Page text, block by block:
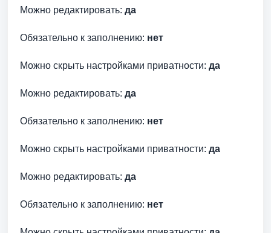
Можно редактировать: да
Обязательно к заполнению: нет
Можно скрыть настройками приватности: да
Можно редактировать: да
Обязательно к заполнению: нет
Можно скрыть настройками приватности: да
Можно редактировать: да
Обязательно к заполнению: нет